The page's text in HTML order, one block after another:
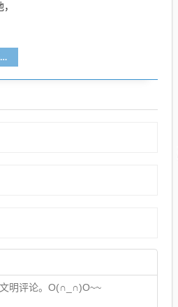
刘强东章泽天现身马耳他，手牵手举止亲密